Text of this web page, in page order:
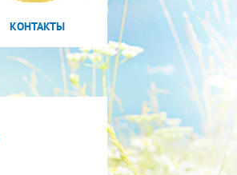
КОНТАКТЫ